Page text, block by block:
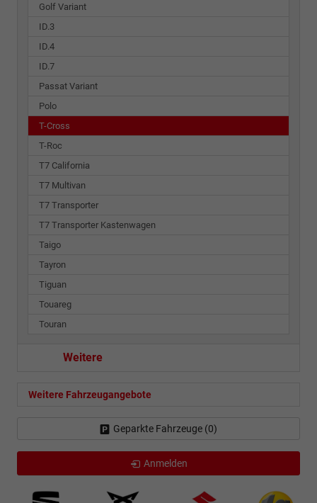
Golf Variant
ID.3
ID.4
ID.7
Passat Variant
Polo
T-Cross
T-Roc
T7 California
T7 Multivan
T7 Transporter
T7 Transporter Kastenwagen
Taigo
Tayron
Tiguan
Touareg
Touran
Weitere
Weitere Fahrzeugangebote
Geparkte Fahrzeuge (0)
Anmelden